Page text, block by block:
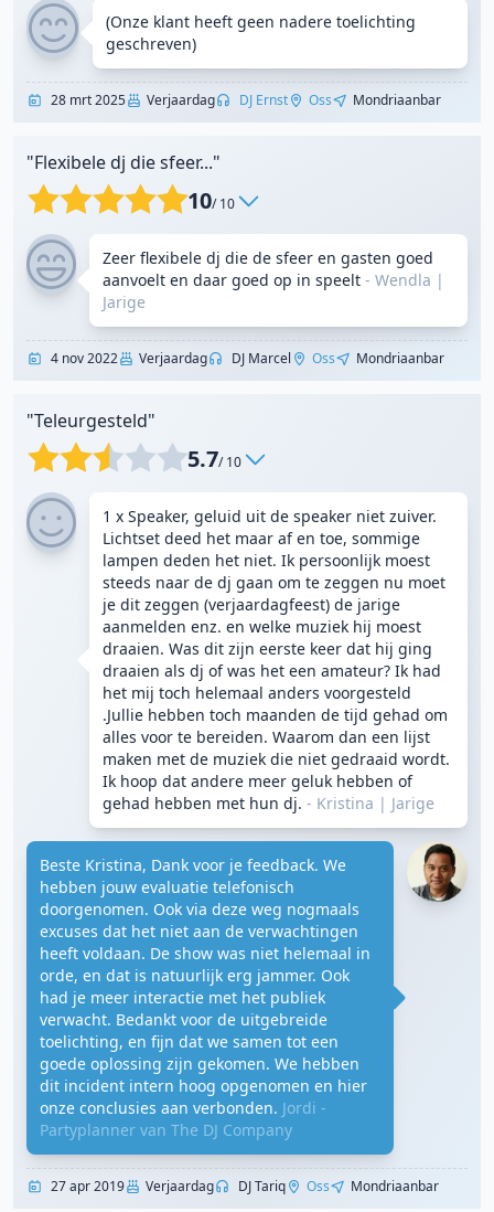
(Onze klant heeft geen nadere toelichting
geschreven)
28 mrt 2025 Verjaardag DJ Ernst Oss Mondriaanbar
"Flexibele dj die sfeer..."
10/ 10
Zeer flexibele dj die de sfeer en gasten goed
aanvoelt en daar goed op in speelt - Wendla |
Jarige
4 nov 2022 Verjaardag DJ Marcel Oss Mondriaanbar
"Teleurgesteld"
5.7/ 10
1 x Speaker, geluid uit de speaker niet zuiver.
Lichtset deed het maar af en toe, sommige
lampen deden het niet. Ik persoonlijk moest
steeds naar de dj gaan om te zeggen nu moet
je dit zeggen (verjaardagfeest) de jarige
aanmelden enz. en welke muziek hij moest
draaien. Was dit zijn eerste keer dat hij ging
draaien als dj of was het een amateur? Ik had
het mij toch helemaal anders voorgesteld
.Jullie hebben toch maanden de tijd gehad om
alles voor te bereiden. Waarom dan een lijst
maken met de muziek die niet gedraaid wordt.
Ik hoop dat andere meer geluk hebben of
gehad hebben met hun dj. - Kristina | Jarige
Beste Kristina, Dank voor je feedback. We
hebben jouw evaluatie telefonisch
doorgenomen. Ook via deze weg nogmaals
excuses dat het niet aan de verwachtingen
heeft voldaan. De show was niet helemaal in
orde, en dat is natuurlijk erg jammer. Ook
had je meer interactie met het publiek
verwacht. Bedankt voor de uitgebreide
toelichting, en fijn dat we samen tot een
goede oplossing zijn gekomen. We hebben
dit incident intern hoog opgenomen en hier
onze conclusies aan verbonden. Jordi -
Partyplanner van The DJ Company
27 apr 2019 Verjaardag DJ Tariq Oss Mondriaanbar